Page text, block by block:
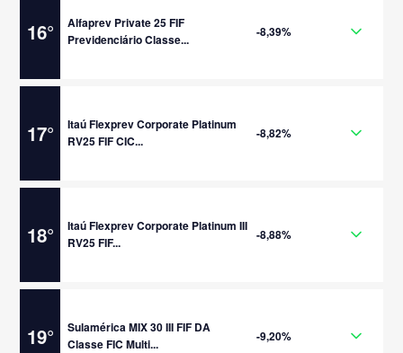
16°
Alfaprev Private 25 FIF
Previdenciário Classe...
-8,39%
17°
Itaú Flexprev Corporate Platinum
RV25 FIF CIC...
-8,82%
18°
Itaú Flexprev Corporate Platinum III
RV25 FIF...
-8,88%
19°
Sulamérica MIX 30 III FIF DA
Classe FIC Multi...
-9,20%